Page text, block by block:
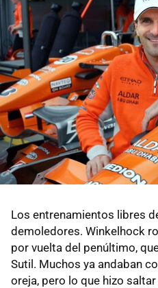
Los entrenamientos libres
demoledores. Winkelhock
por vuelta del penúltimo,
Sutil. Muchos ya andaban
oreja, pero lo que hizo